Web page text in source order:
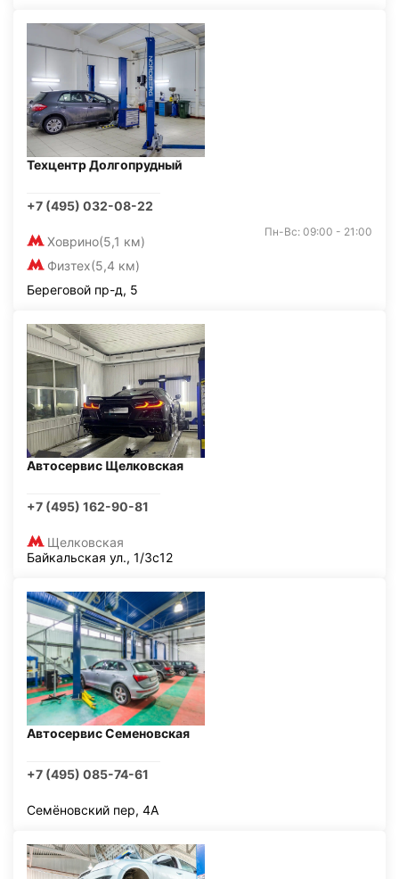
Техцентр Долгопрудный
+7 (495) 032-08-22
Ховрино(5,1 км)
Физтех(5,4 км)
Пн-Вс: 09:00 - 21:00
Береговой пр-д, 5
Автосервис Щелковская
+7 (495) 162-90-81
Щелковская
Байкальская ул., 1/3с12
Автосервис Семеновская
+7 (495) 085-74-61
Семёновский пер, 4А